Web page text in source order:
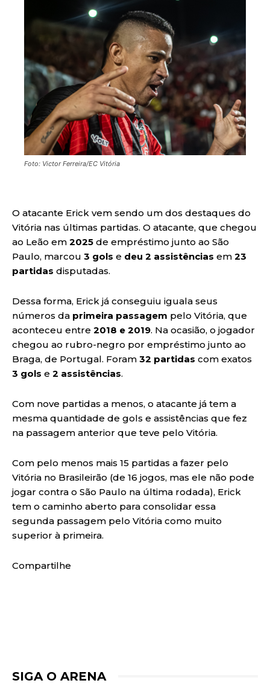
Foto: Victor Ferreira/EC Vitória
O atacante Erick vem sendo um dos destaques do
Vitória nas últimas partidas. O atacante, que chegou
ao Leão em 2025 de empréstimo junto ao São
Paulo, marcou 3 gols e deu 2 assistências em 23
partidas disputadas.
Dessa forma, Erick já conseguiu iguala seus
números da primeira passagem pelo Vitória, que
aconteceu entre 2018 e 2019. Na ocasião, o jogador
chegou ao rubro-negro por empréstimo junto ao
Braga, de Portugal. Foram 32 partidas com exatos
3 gols e 2 assistências.
Com nove partidas a menos, o atacante já tem a
mesma quantidade de gols e assistências que fez
na passagem anterior que teve pelo Vitória.
Com pelo menos mais 15 partidas a fazer pelo
Vitória no Brasileirão (de 16 jogos, mas ele não pode
jogar contra o São Paulo na última rodada), Erick
tem o caminho aberto para consolidar essa
segunda passagem pelo Vitória como muito
superior à primeira.
Compartilhe
SIGA O ARENA